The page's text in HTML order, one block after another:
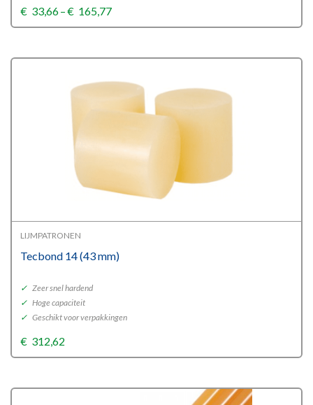
€ 33,66–€ 165,77Price
range:
LIJMPATRONEN
Tecbond 14 (43 mm)
✓ Zeer snel hardend
✓ Hoge capaciteit
✓ Geschikt voor verpakkingen
€ 312,62